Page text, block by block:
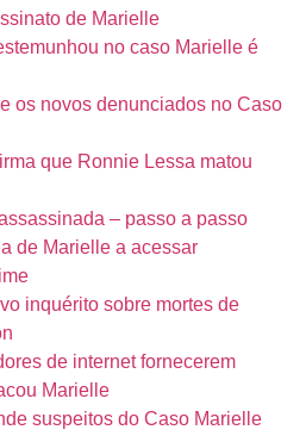
de Marielle
no caso Marielle é
os novos denunciados no Caso
que Ronnie Lessa matou
– passo a passo
de Marielle a acessar
inquérito sobre mortes de
de internet fornecerem
Marielle
suspeitos do Caso Marielle